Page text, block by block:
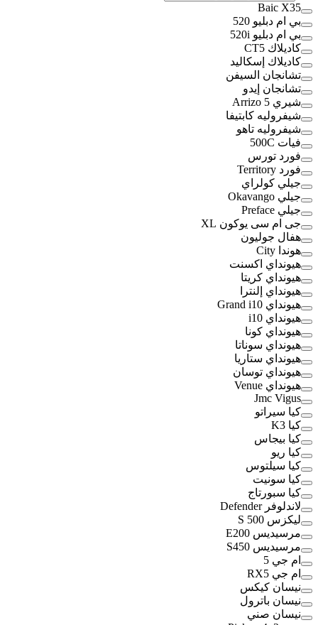
Baic X35
بي ام دبليو 520
بي ام دبليو 520i
كاديلاك CT5
كاديلاك إسكاليد
تشانجان السيفن
تشانجان إيدو
شيري Arrizo 5
شيفروليه كابتيفا
شيفروليه تاهو
فيات 500C
فورد تورس
فورد Territory
جيلي كولراي
جيلي Okavango
جيلي Preface
جى ام سى يوكون XL
هفال جوليون
هوندا City
هيونداي اكسنت
هيونداي كريتا
هيونداي إلنترا
هيونداي Grand i10
هيونداي i10
هيونداي كونا
هيونداي سوناتا
هيونداي ستاريا
هيونداي توسان
هيونداي Venue
Jmc Vigus
كيا سيراتو
كيا K3
كيا بيجاس
كيا ريو
كيا سيلتوس
كيا سونيت
كيا سبورتاج
لاندلوفر Defender
ليكزس S 500
مرسيديس E200
مرسيديس S450
ام جي 5
ام جي RX5
نيسان كيكس
نيسان باترول
نيسان صني